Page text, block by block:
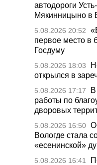
автодороги
Мякинницыно в
5.08.2026 20:52
первое место в
Госдуму
5.08.2026 18:03
открылся в
5.08.2026 17:17
работы по
дворовых
5.08.2026 16:50
Вологде стала
«есенинской»
5.08.2026 16:41